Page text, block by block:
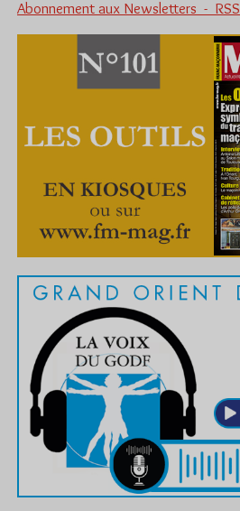
Abonnement aux Newsletters - RSS